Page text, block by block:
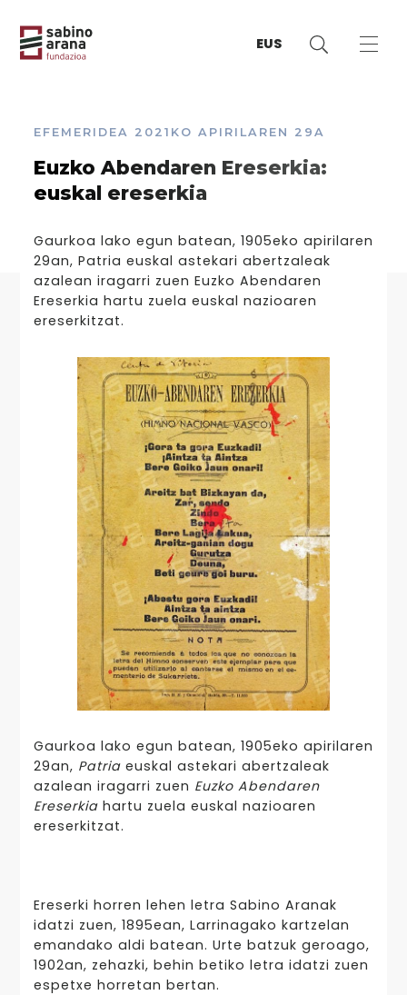
EUS
EFEMERIDEA 2021KO APIRILAREN 29A
Euzko Abendaren Ereserkia:
euskal ereserkia
Gaurkoa lako egun batean, 1905eko apirilaren
29an, Patria euskal astekari abertzaleak
azalean iragarri zuen Euzko Abendaren
Ereserkia hartu zuela euskal nazioaren
ereserkitzat.
Gaurkoa lako egun batean, 1905eko apirilaren
29an, Patriaeuskal astekari abertzaleak
azalean iragarri zuen Euzko Abendaren
Ereserkiahartu zuela euskal nazioaren
ereserkitzat.
Ereserki horren lehen letra Sabino Aranak
idatzi zuen, 1895ean, Larrinagako kartzelan
emandako aldi batean. Urte batzuk geroago,
1902an, zehazki, behin betiko letra idatzi zuen
espetxe horretan bertan.